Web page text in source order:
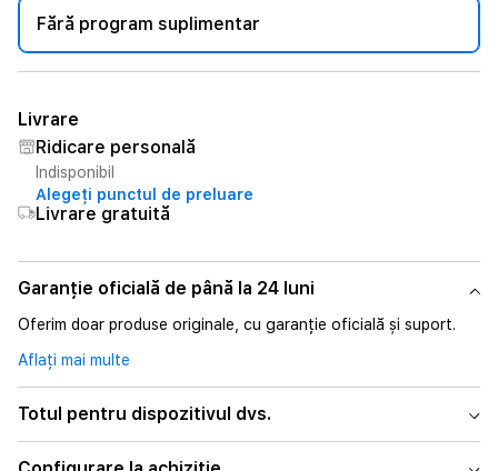
Fără program suplimentar
Livrare
Ridicare personală
Indisponibil
Alegeți punctul de preluare
Livrare gratuită
Garanție oficială de până la 24 luni
Oferim doar produse originale, cu garanție oficială și suport.
Aflați mai multe
Totul pentru dispozitivul dvs.